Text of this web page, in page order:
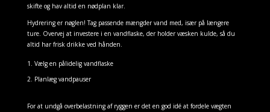
skifte og hav altid en nødplan klar.
Hydrering er nøglen! Tag passende mængder vand med, især på længere
ture. Overvej at investere i en vandflaske, der holder væsken kulde, så du
altid har frisk drikke ved hånden.
Vælg en pålidelig vandflaske
Planlæg vandpauser
For at undgå overbelastning af ryggen er det en god idé at fordele vægten